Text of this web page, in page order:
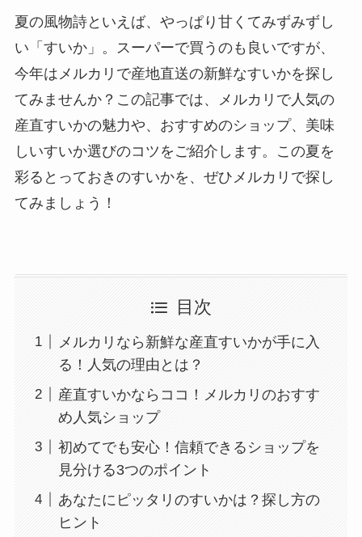
夏の風物詩といえば、やっぱり甘くてみずみずし
い「すいか」。スーパーで買うのも良いですが、
今年はメルカリで産地直送の新鮮なすいかを探し
てみませんか？この記事では、メルカリで人気の
産直すいかの魅力や、おすすめのショップ、美味
しいすいか選びのコツをご紹介します。この夏を
彩るとっておきのすいかを、ぜひメルカリで探し
てみましょう！
目次
メルカリなら新鮮な産直すいかが手に入
る！人気の理由とは？
産直すいかならココ！メルカリのおすす
め人気ショップ
初めてでも安心！信頼できるショップを
見分ける3つのポイント
あなたにピッタリのすいかは？探し方の
ヒント